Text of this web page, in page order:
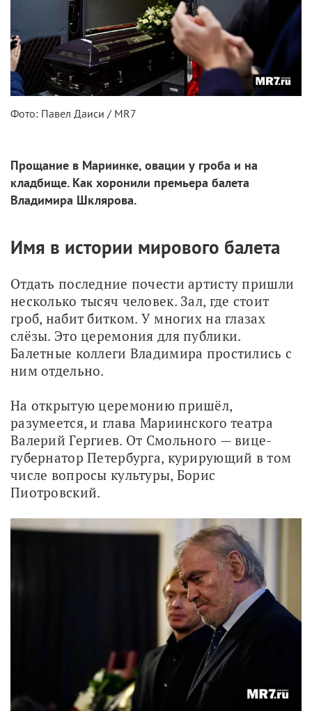
Фото: Павел Даиси / MR7
Прощание в Мариинке, овации у гроба и на
кладбище. Как хоронили премьера балета
Владимира Шклярова.
Имя в истории мирового балета
Отдать последние почести артисту пришли
несколько тысяч человек. Зал, где стоит
гроб, набит битком. У многих на глазах
слёзы. Это церемония для публики.
Балетные коллеги Владимира простились с
ним отдельно.
На открытую церемонию пришёл,
разумеется, и глава Мариинского театра
Валерий Гергиев. От Смольного — вице-
губернатор Петербурга, курирующий в том
числе вопросы культуры, Борис
Пиотровский.